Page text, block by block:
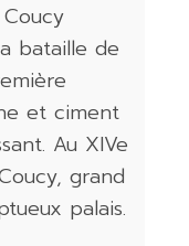
bataille de
et ciment
Au XIVe
grand
palais.